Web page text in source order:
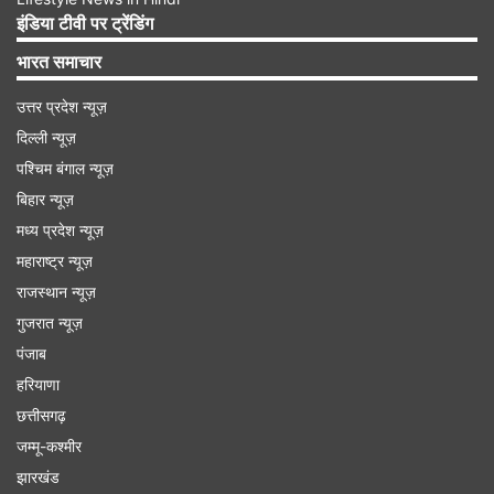
स्मार्टफोन यूजर्स को इसमें कुल 30GB डेटा का लाभ मिलता
है। यूजर्स अपने इस डेटा को कभी भी यूज कर सकते हैं, इसके
लिए कोइ डेली लिमिट सेट नहीं किया गया है।
इंडिया टीवी पर ट्रेंडिंग
भारत समाचार
उत्तर प्रदेश न्यूज़
दिल्ली न्यूज़
पश्चिम बंगाल न्यूज़
बिहार न्यूज़
मध्य प्रदेश न्यूज़
महाराष्ट्र न्यूज़
राजस्थान न्यूज़
गुजरात न्यूज़
पंजाब
हरियाणा
छत्तीसगढ़
जम्मू-कश्मीर
झारखंड